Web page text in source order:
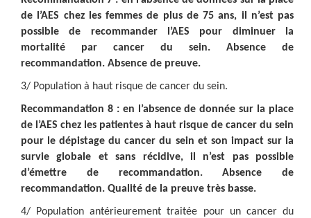
de l’AES chez les femmes de plus de 75 ans, il n’est pas
possible de recommander l’AES pour diminuer la
mortalité par cancer du sein. Absence de
recommandation. Absence de preuve.
3/ Population à haut risque de cancer du sein.
Recommandation 8 : en l’absence de donnée sur la place
de l’AES chez les patientes à haut risque de cancer du sein
pour le dépistage du cancer du sein et son impact sur la
survie globale et sans récidive, il n’est pas possible
d’émettre de recommandation. Absence de
recommandation. Qualité de la preuve très basse.
4/ Population antérieurement traitée pour un cancer du